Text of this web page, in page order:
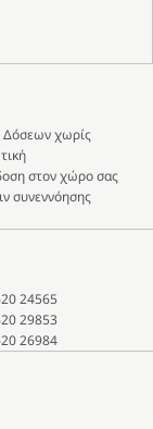
Δόσεων χωρίς
στον χώρο σας
συνεννόησης
24565
29853
26984